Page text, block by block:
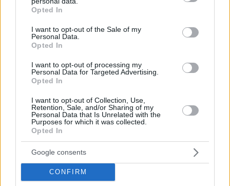
grant or deny consent to Google and its third-party tags to
use your data for below specified purposes in below Google
consent section.
Opted In
I want to opt-out of the Sale of my
Personal Data.
Opted In
I want to opt-out of processing my
Personal Data for Targeted Advertising.
Opted In
I want to opt-out of Collection, Use,
Retention, Sale, and/or Sharing of my
Personal Data that Is Unrelated with the
Purposes for which it was collected.
Opted In
Google consents
CONFIRM
παιδικών και βρεφονηπιακών σταθμών ΕΣΠΑ 2026-
Φωτιά σε Γαστούνη και Κοττέικα Ηλείας, ενισχύθηκαν
πριν 17 λεπτά
«Ένας επίγειος παράδεισος με φοβερό φαγητό και
πεντακάθαρες παραλίες»: Η Χαλκιδική του Ζερόμ
Καλούτα
πριν 17 λεπτά
Στο «κόκκινο» το Χρηματιστήριο, αλλά κράτησε τις
2.600 μονάδες
πριν 18 λεπτά
Το γιοτ του Ζούκερμπεργκ άκουσε κλήση για βοήθεια
από άλλο σκάφος αλλά αδιαφόρησε